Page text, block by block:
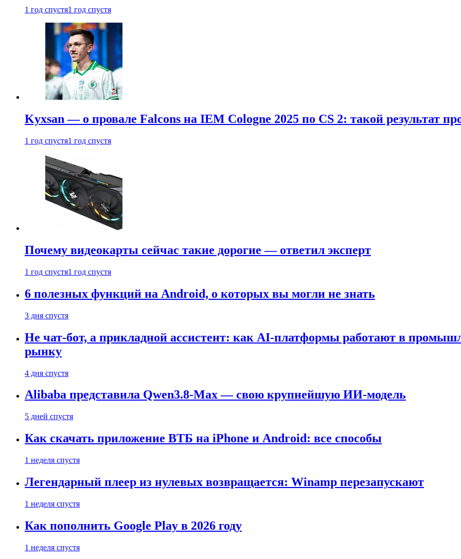
1 год спустя1 год спустя
Kyxsan — о провале Falcons на IEM Cologne 2025 по CS 2: такой результат
1 год спустя1 год спустя
Почему видеокарты сейчас такие дорогие — ответил эксперт
1 год спустя1 год спустя
6 полезных функций на Android, о которых вы могли не знать
3 дня спустя
Не чат-бот, а прикладной ассистент: как AI-платформы работают в
рынку
4 дня спустя
Alibaba представила Qwen3.8-Max — свою крупнейшую ИИ-модель
5 дней спустя
Как скачать приложение ВТБ на iPhone и Android: все способы
1 неделя спустя
Легендарный плеер из нулевых возвращается: Winamp перезапускают
1 неделя спустя
Как пополнить Google Play в 2026 году
1 неделя спустя